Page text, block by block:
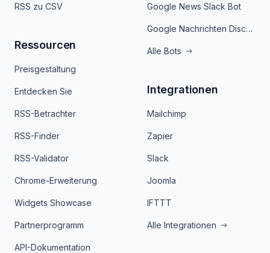
RSS zu CSV
Ressourcen
Preisgestaltung
Entdecken Sie
RSS-Betrachter
RSS-Finder
RSS-Validator
Chrome-Erweiterung
Widgets Showcase
Partnerprogramm
API-Dokumentation
Google News Slack Bot
Google Nachrichten Discord Bot
Alle Bots
Integrationen
Mailchimp
Zapier
Slack
Joomla
IFTTT
Alle Integrationen